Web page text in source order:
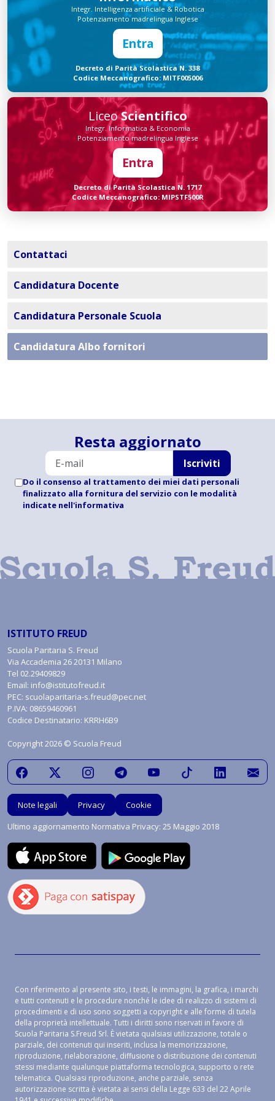
Integr. Intelligenza artificiale & Robotica
Potenziamento madrelingua Inglese
Entra
Decreto di Parità Scolastica N. 338
Codice Meccanografico: MITF005006
LiceoScientifico
Integr. Informatica & Economia
Potenziamento madrelingua Inglese
Entra
Decreto di Parità Scolastica N. 1717
Codice Meccanografico: MIPSTF500R
Contattaci
Candidatura Docente
Candidatura Personale Scuola
Candidatura Albo fornitori
Resta aggiornato
Iscriviti
Do il consenso al trattamento dei miei dati personali
finalizzato alla fornitura del servizio con le modalità
indicate nell'informativa
ISTITUTO FREUD
Scuola Paritaria S. Freud
Via Accademia 26 20131 Milano
Tel 02.29409829
Email: info@istitutofreud.it
PEC: scuolaparitaria-s.freud@pec.net
P.IVA: 08659460961
Codice Destinatario: KRRH6B9
Copyright 2026 © Scuola Freud
Note legali Privacy
Cookie
Ultimo aggiornamento Normativa Privacy: 25 Maggio 2018
Con riferimento al presente sito, i testi, le immagini, la grafica, i marchi
e tutti contenuti e le procedure nonché le idee di realizzo di sistemi di
procedimenti e di uso sono soggetti a copyright e alle forme di tutela
della proprietà intellettuale. Tutti i diritti sono riservati in favore di
Scuola Paritaria S.Freud Srl. È vietata qualsiasi utilizzazione, totale o
parziale, dei contenuti qui inseriti, inclusa la memorizzazione,
riproduzione, rielaborazione, diffusione o distribuzione dei contenuti
stessi mediante qualunque piattaforma tecnologica, supporto o rete
telematica. Qualsiasi riproduzione, anche parziale, senza
autorizzazione scritta è vietata ai sensi della Legge 633 del 22 Aprile